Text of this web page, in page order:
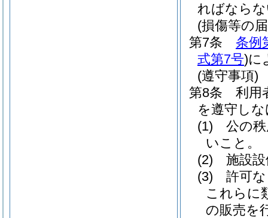
ればなら
(損傷等の
第7条
条例
式第7号)に
(遵守事項)
第8条
利用
を遵守し
(1)
公の
いこと。
(2)
施設
(3)
許可
これらに
の販売を